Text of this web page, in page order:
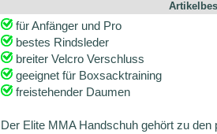
für Anfänger und Pro
bestes Rindsleder
breiter Velcro Verschluss
geeignet für Boxsacktraining
freistehender Daumen
Der Elite MMA Handschuh gehört zu